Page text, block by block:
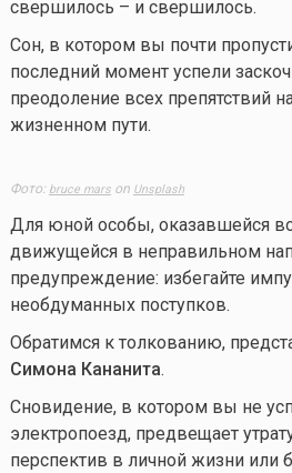
свершилось – и свершилось.
Сон, в котором вы почти
последний момент успели
преодоление всех препятствий
жизненном пути.
Фото: bruce marson Unsplash
Для юной особы, оказавшейся
движущейся в неправильном
предупреждение: избегайте
необдуманных поступков.
Обратимся к толкованию,
Симона Кананита.
Сновидение, в котором вы не
электропоезд, предвещает
перспектив в личной жизни или